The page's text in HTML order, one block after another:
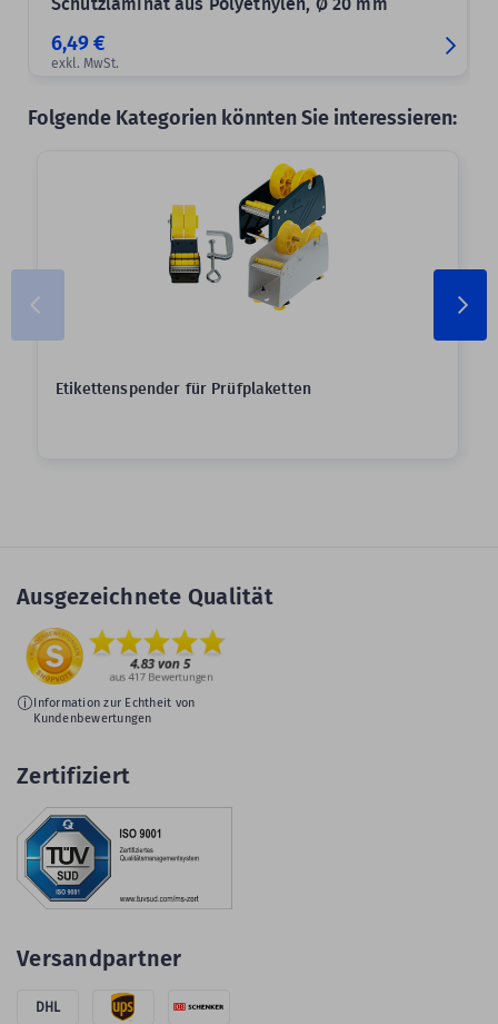
Schutzlaminat aus Polyethylen, Ø 20 mm
6,49 €
exkl. MwSt.
Folgende Kategorien könnten Sie interessieren:
Etikettenspender für Prüfplaketten
Ausgezeichnete Qualität
Information zur Echtheit von
Kundenbewertungen
Zertifiziert
Versandpartner
DHL